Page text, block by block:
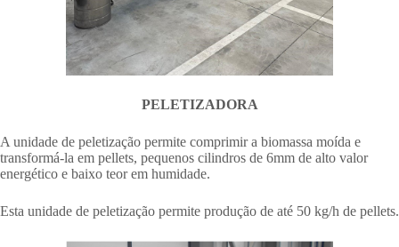
PELETIZADORA
A unidade de peletização permite comprimir a biomassa moída e
transformá-la em pellets, pequenos cilindros de 6mm de alto valor
energético e baixo teor em humidade.
Esta unidade de peletização permite produção de até 50 kg/h de pellets.